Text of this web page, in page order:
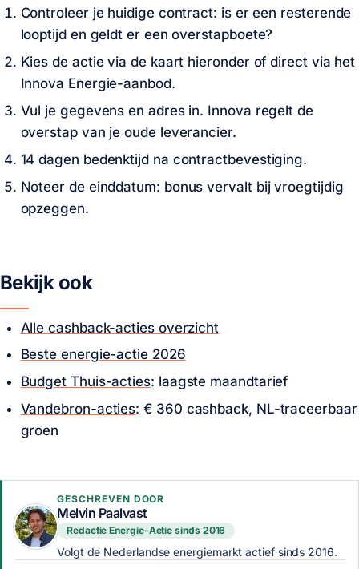
Controleer je huidige contract: is er een resterende
looptijd en geldt er een overstapboete?
Kies de actie via de kaart hieronder of direct via het
Innova Energie-aanbod.
Vul je gegevens en adres in. Innova regelt de
overstap van je oude leverancier.
14 dagen bedenktijd na contractbevestiging.
Noteer de einddatum: bonus vervalt bij vroegtijdig
opzeggen.
Bekijk ook
Alle cashback-acties overzicht
Beste energie-actie 2026
Budget Thuis-acties: laagste maandtarief
Vandebron-acties:€ 360 cashback, NL-traceerbaar
groen
GESCHREVEN DOOR
Melvin Paalvast
Redactie Energie-Actie sinds 2016
Volgt de Nederlandse energiemarkt actief sinds 2016.